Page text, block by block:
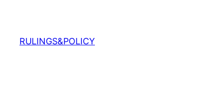
RULINGS&POLICY